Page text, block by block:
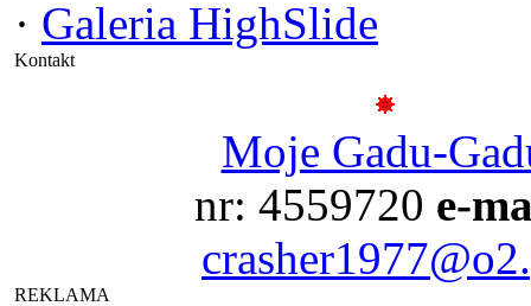
· Galeria HighSlide
Kontakt
Moje Gadu-
nr: 4559720 e-
REKLAMA